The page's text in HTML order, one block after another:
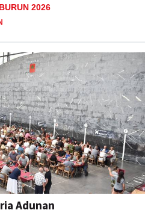
2026
Adunan